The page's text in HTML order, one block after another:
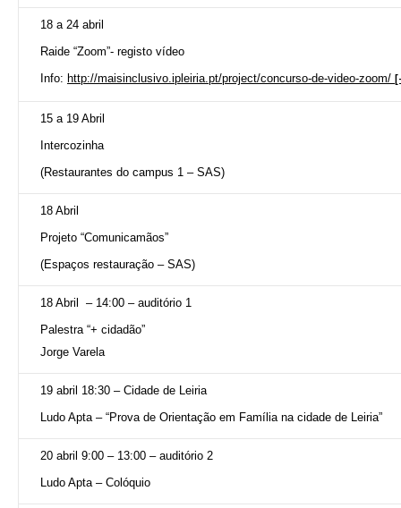
18 a 24 abril
Raide “Zoom”- registo vídeo
Info: http://maisinclusivo.ipleiria.pt/project/concurso-de-video-zoom/
15 a 19 Abril
Intercozinha
(Restaurantes do campus 1 – SAS)
18 Abril
Projeto “Comunicamãos”
(Espaços restauração – SAS)
18 Abril – 14:00 – auditório 1
Palestra “+ cidadão”
Jorge Varela
19 abril 18:30 – Cidade de Leiria
Ludo Apta – “Prova de Orientação em Família na cidade de Leiria”
20 abril 9:00 – 13:00 – auditório 2
Ludo Apta – Colóquio